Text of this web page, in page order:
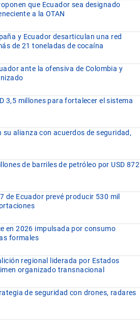
que Ecuador sea designado
a la OTAN
y Ecuador desarticulan una red
de 21 toneladas de cocaína
ante la ofensiva de Colombia y
3,5 millones para fortalecer el sistema
su alianza con acuerdos de seguridad,
de barriles de petróleo por USD 872
de Ecuador prevé producir 530 mil
en 2026 impulsada por consumo
formales
regional liderada por Estados
organizado transnacional
de seguridad con drones, radares